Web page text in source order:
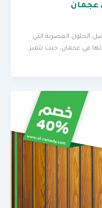
عجمان
الحلول العصرية التي
في عجمان، حيث تتميز